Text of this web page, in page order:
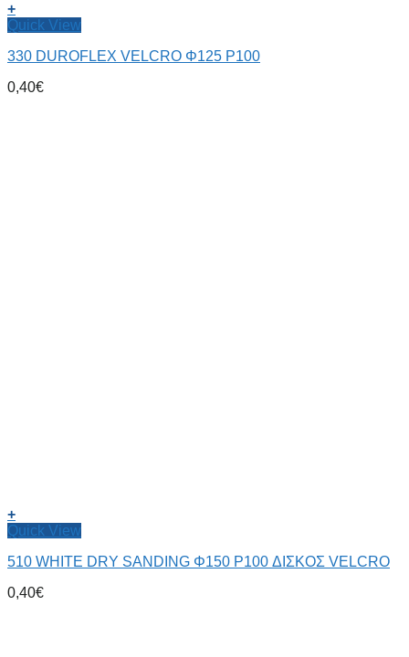
+
Quick View
330 DUROFLEX VELCRO Φ125 P100
0,40€
+
Quick View
510 WHITE DRY SANDING Φ150 P100 ΔΙΣΚΟΣ VELCRO
0,40€